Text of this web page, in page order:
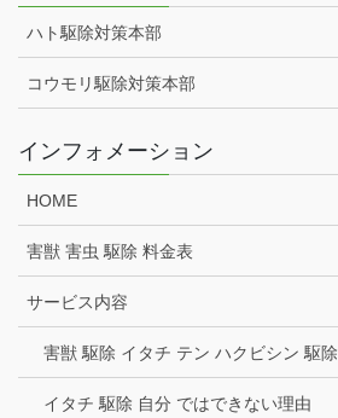
ハト駆除対策本部
コウモリ駆除対策本部
インフォメーション
HOME
害獣 害虫 駆除 料金表
サービス内容
害獣 駆除 イタチ テン ハクビシン 駆除
イタチ 駆除 自分 ではできない理由